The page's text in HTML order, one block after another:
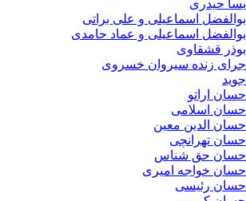
آیسا حیدری
ابوالفضل اسماعیلی و علی براتی
ابوالفضل اسماعیلی و عماد حامدی
ابوذر قشقاوی
اجرای زنده سیروان خسروی
اجوید
احسان اراتو
احسان اسلامی
احسان الدین معین
احسان تهرانچی
احسان حق شناس
احسان خواجه امیری
احسان رئیسی